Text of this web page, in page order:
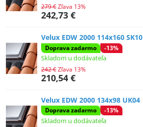
242,73 €
279 €Zľava 13%
Velux EDW 2000 114x160 SK10
Doprava zadarmo -13%
Skladom u dodávateľa
210,54 €
242 €Zľava 13%
Velux EDW 2000 134x98 UK04
Doprava zadarmo -13%
Skladom u dodávateľa